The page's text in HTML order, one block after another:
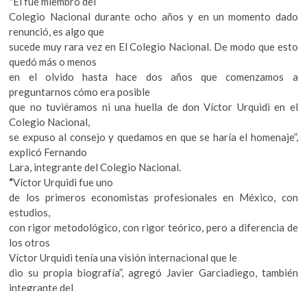
Colegio Nacional durante ocho años y en un momento dado
renunció, es algo que
sucede muy rara vez en El Colegio Nacional. De modo que esto
quedó más o menos
en el olvido hasta hace dos años que comenzamos a
preguntarnos cómo era posible
que no tuviéramos ni una huella de don Víctor Urquidi en el
Colegio Nacional,
se expuso al consejo y quedamos en que se haría el homenaje”,
explicó Fernando
Lara, integrante del Colegio Nacional.
“Víctor Urquidi fue uno
de los primeros economistas profesionales en México, con
estudios,
con rigor metodológico, con rigor teórico, pero a diferencia de
los otros
Víctor Urquidi tenía una visión internacional que le
dio su propia biografía”, agregó Javier Garciadiego, también
integrante del